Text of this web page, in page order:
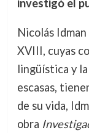
investigó el
Nicolás
XVIII, cuyas
lingüística y
escasas,
de su vida,
obra